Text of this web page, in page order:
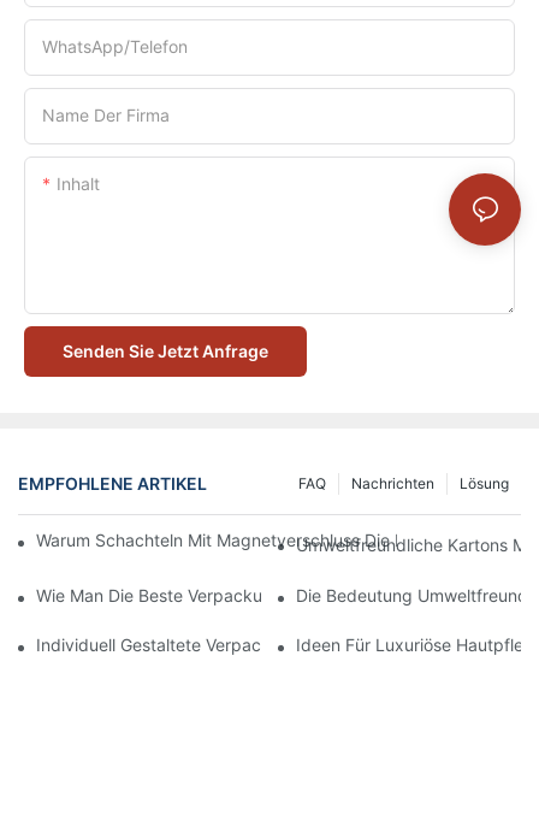
WhatsApp/Telefon
Name Der Firma
Inhalt
Senden Sie Jetzt Anfrage
EMPFOHLENE ARTIKEL Lösung
Nachrichten
FAQ
Warum Schachteln Mit Magnetverschluss Die Beste Wahl Für
Umweltfreundliche Kartons
Wie Man Die Beste Verpackung Für Hautpflegeprodukte Zum
Die Bedeutung
Individuell Gestaltete Verpackungen Für Hautpflegeprodukte,
Ideen Für Luxuriöse